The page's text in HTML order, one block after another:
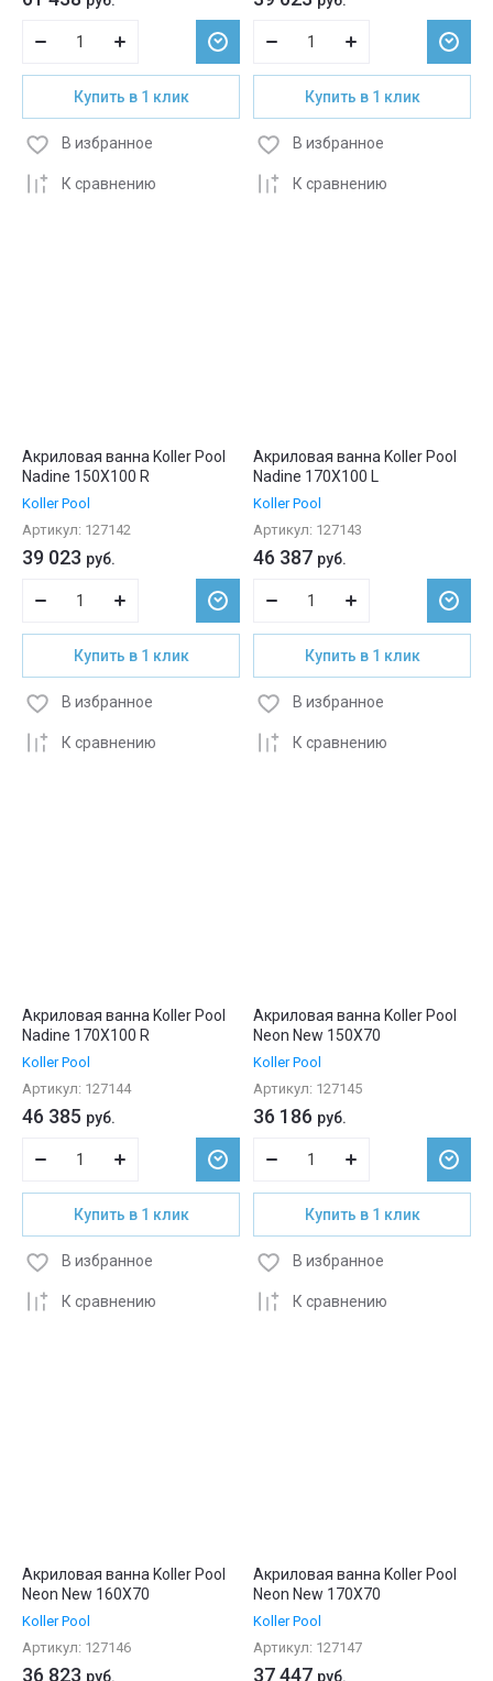
Купить в 1 клик
К сравнению
В избранное
Купить в 1 клик
К сравнению
В избранное
Акриловая ванна Koller Pool
Nadine 150X100 R
Koller Pool
Артикул: 127142
39 023 руб.
Купить в 1 клик
К сравнению
В избранное
Акриловая ванна Koller Pool
Nadine 170X100 L
Koller Pool
Артикул: 127143
46 387 руб.
Купить в 1 клик
К сравнению
В избранное
Акриловая ванна Koller Pool
Nadine 170X100 R
Koller Pool
Артикул: 127144
46 385 руб.
Купить в 1 клик
К сравнению
В избранное
Акриловая ванна Koller Pool
Neon New 150X70
Koller Pool
Артикул: 127145
36 186 руб.
Купить в 1 клик
К сравнению
В избранное
Акриловая ванна Koller Pool
Neon New 160X70
Koller Pool
Артикул: 127146
36 823 руб.
Акриловая ванна Koller Pool
Neon New 170X70
Koller Pool
Артикул: 127147
37 447 руб.